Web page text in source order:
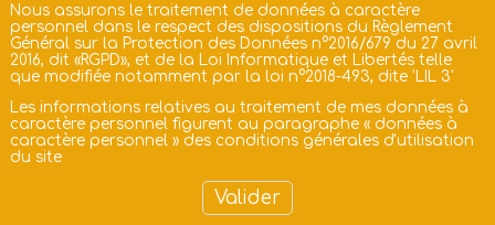
Nous assurons le traitement de données à caractère
personnel dans le respect des dispositions du Règlement
Général sur la Protection des Données n°2016/679 du 27 avril
2016, dit «RGPD», et de la Loi Informatique et Libertés telle
que modifiée notamment par la loi n°2018-493, dite 'LIL 3'
Les informations relatives au traitement de mes données à
caractère personnel figurent au paragraphe « données à
caractère personnel» des conditions générales d'utilisation
du site